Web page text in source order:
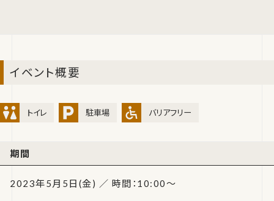
イベント概要
トイレ 駐車場 バリアフリー
期間
2023年5月5日(金) ／ 時間：10:00～